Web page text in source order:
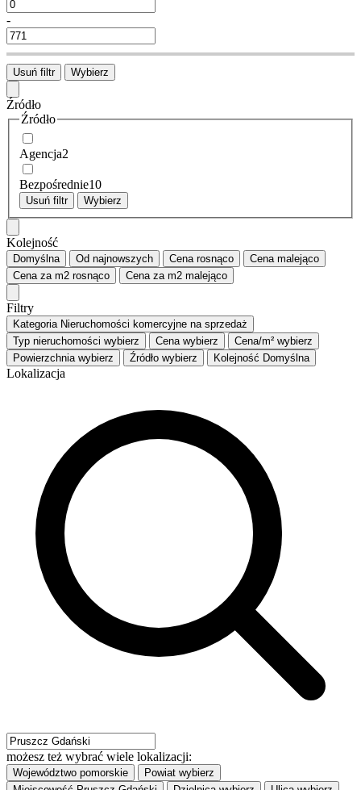
-
Usuń filtr Wybierz
Źródło
Źródło
Agencja2
Bezpośrednie10
Usuń filtr Wybierz
Kolejność
Domyślna Od najnowszych Cenarosnąco Cenamalejąco
Cena za m2 rosnąco Cena za m2 malejąco
Filtry
Kategoria Nieruchomości komercyjne na sprzedaż
Typ nieruchomości wybierz Cena wybierz Cena/m² wybierz
Powierzchnia wybierz Źródło wybierz Kolejność Domyślna
Lokalizacja
możesz też wybrać wiele lokalizacji:
Województwo pomorskie Powiat wybierz